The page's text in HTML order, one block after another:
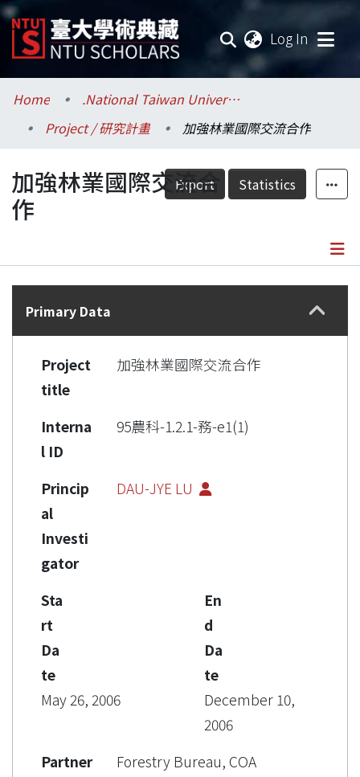
Log In
Communities & Collections
Research Outputs
Fundings & Projects
Researchers
Statistics
Home
.National Taiwan University / 國立臺灣大學
Project / 研究計畫
加強林業國際交流合作
Export Statistics
加強林業國際交流合
作
Details
Primary Data
Project
title
加強林業國際交流合作
Interna
l ID
95農科-1.2.1-務-e1(1)
Princip
al
Investi
gator
DAU-JYE LU
Sta
rt
Da
te
May 26, 2006
En
d
Da
te
December 10,
2006
Partner
Forestry Bureau, COA